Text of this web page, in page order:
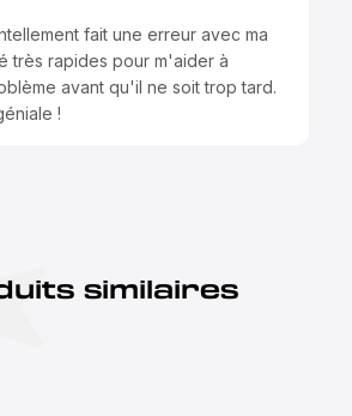
fait une erreur avec ma
très rapides pour m'aider à
avant qu'il ne soit trop tard.
!
similaires